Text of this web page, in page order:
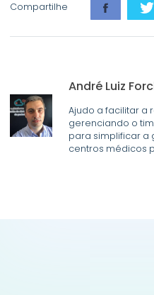
Compartilhe
André Luiz
Ajudo a facilitar a
gerenciando o
para simplificar a
centros médicos